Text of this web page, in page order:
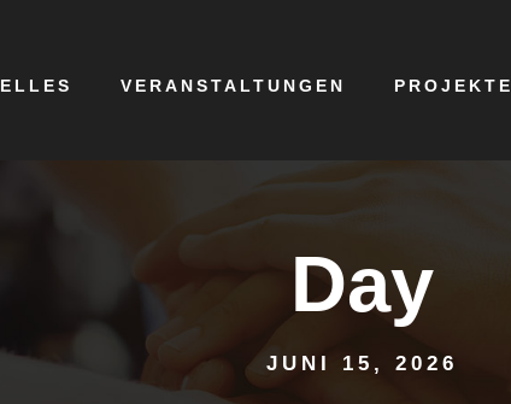
VERANSTALTUNGEN PROJEKTE
Day
JUNI 15, 2026